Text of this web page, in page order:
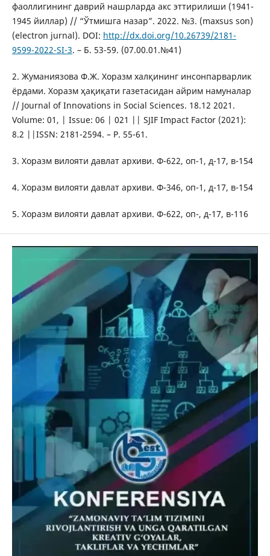
фаоллигининг даврий нашрларда акс эттирилиши (1941-
1945 йиллар) // “Ўтмишга назар”. 2022. №3. (maxsus son)
(electron jurnal). DOI: http://dx.doi.org/10.26739/2181-
9599-2022-SI-3. – Б. 53-59. (07.00.01.№41)
2. Жуманиязова Ф.Ж. Хоразм халқининг инсонпарварлик
ёрдами. Хоразм ҳақиқати газетасидан айрим намуналар
// Journal of Innovations in Social Sciences. 18.12 2021.
Volume: 01, | Issue: 06 | 021 || SJIF Impact Factor (2021):
8.2 ||ISSN: 2181-2594. – P. 55-61.
3. Хоразм вилояти давлат архиви. Ф-622, оп-1, д-17, в-154
4. Хоразм вилояти давлат архиви. Ф-346, оп-1, д-17, в-154
5. Хоразм вилояти давлат архиви. Ф-622, оп-, д-17, в-116